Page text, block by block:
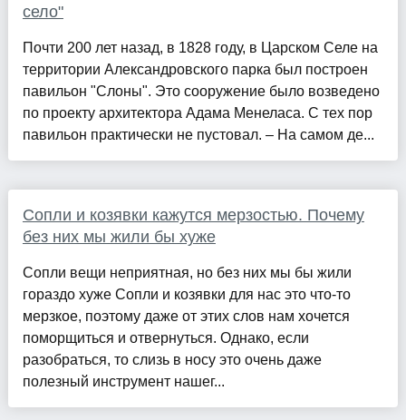
село"
Почти 200 лет назад, в 1828 году, в Царском Селе на
территории Александровского парка был построен
павильон "Слоны". Это сооружение было возведено
по проекту архитектора Адама Менеласа. С тех пор
павильон практически не пустовал. – На самом де...
Сопли и козявки кажутся мерзостью. Почему
без них мы жили бы хуже
Сопли вещи неприятная, но без них мы бы жили
гораздо хуже Сопли и козявки для нас это что-то
мерзкое, поэтому даже от этих слов нам хочется
поморщиться и отвернуться. Однако, если
разобраться, то слизь в носу это очень даже
полезный инструмент нашег...